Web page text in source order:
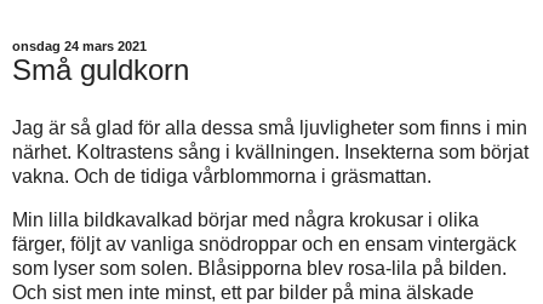
onsdag 24 mars 2021
Små guldkorn
Jag är så glad för alla dessa små ljuvligheter som finns i min
närhet. Koltrastens sång i kvällningen. Insekterna som börjat
vakna. Och de tidiga vårblommorna i gräsmattan.
Min lilla bildkavalkad börjar med några krokusar i olika
färger, följt av vanliga snödroppar och en ensam vintergäck
som lyser som solen. Blåsipporna blev rosa-lila på bilden.
Och sist men inte minst, ett par bilder på mina älskade